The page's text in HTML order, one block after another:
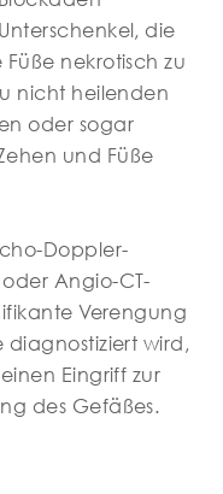
die
nekrotisch zu
nicht heilenden
oder sogar
und Füße
Doppler-
Angio-CT-
Verengung
diagnostiziert wird,
Eingriff zur
des Gefäßes.